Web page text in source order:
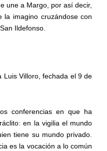
une a Margo, por así decir,
la imagino cruzándose con
Ildefonso.
Luis Villoro, fechada el 9 de
conferencias en que ha
en la vigilia el mundo
tiene su mundo privado.
es la vocación a lo común